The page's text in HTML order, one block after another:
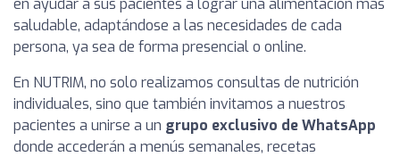
en ayudar a sus pacientes a lograr una alimentación más
saludable, adaptándose a las necesidades de cada
persona, ya sea de forma presencial o online.
En NUTRIM, no solo realizamos consultas de nutrición
individuales, sino que también invitamos a nuestros
pacientes a unirse a un grupo exclusivo de WhatsApp
donde accederán a menús semanales, recetas